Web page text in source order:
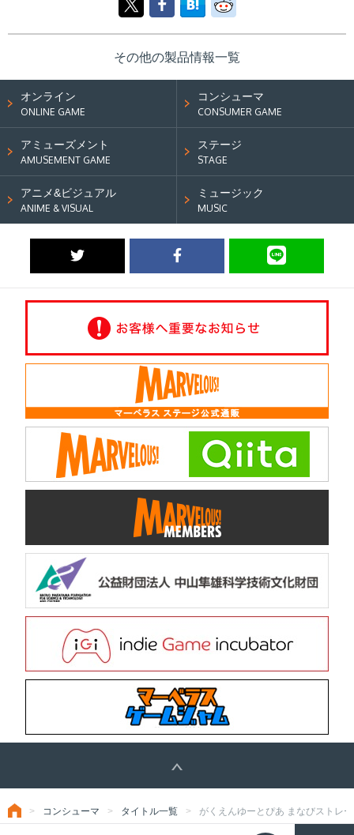
その他の製品情報一覧
オンライン
ONLINE GAME
コンシューマ
CONSUMER GAME
アミューズメント
AMUSEMENT GAME
ステージ
STAGE
アニメ&ビジュアル
ANIME & VISUAL
ミュージック
MUSIC
コンシューマ タイトル一覧 がくえんゆーとぴあ まなびストレ